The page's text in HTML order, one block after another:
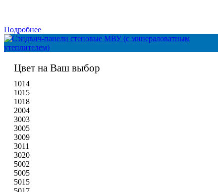
Подробнее
Цвет на Ваш выбор
1014
1015
1018
2004
3003
3005
3009
3011
3020
5002
5005
5015